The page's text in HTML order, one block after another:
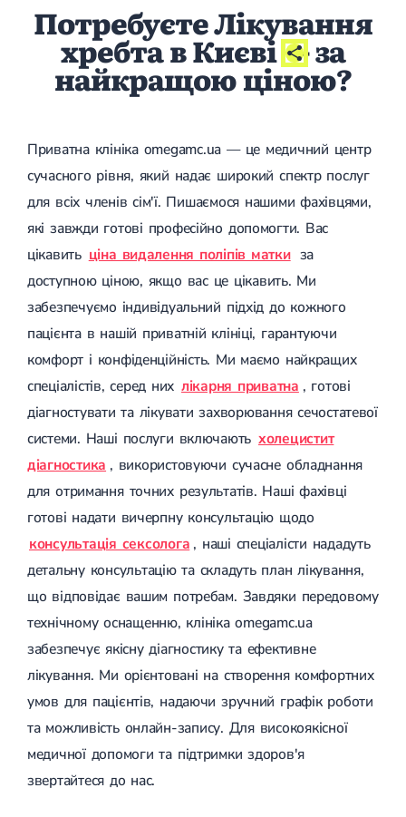
Потребуєте Лікування
хребта в Києві - за
найкращою ціною?
Приватна клініка omegamc.ua — це медичний центр
сучасного рівня, який надає широкий спектр послуг
для всіх членів сім'ї. Пишаємося нашими фахівцями,
які завжди готові професійно допомогти. Вас
цікавить ціна видалення поліпів матки за
доступною ціною, якщо вас це цікавить. Ми
забезпечуємо індивідуальний підхід до кожного
пацієнта в нашій приватній клініці, гарантуючи
комфорт і конфіденційність. Ми маємо найкращих
спеціалістів, серед них лікарня приватна , готові
діагностувати та лікувати захворювання сечостатевої
системи. Наші послуги включають холецистит
діагностика , використовуючи сучасне обладнання
для отримання точних результатів. Наші фахівці
готові надати вичерпну консультацію щодо
консультація сексолога , наші спеціалісти нададуть
детальну консультацію та складуть план лікування,
що відповідає вашим потребам. Завдяки передовому
технічному оснащенню, клініка omegamc.ua
забезпечує якісну діагностику та ефективне
лікування. Ми орієнтовані на створення комфортних
умов для пацієнтів, надаючи зручний графік роботи
та можливість онлайн-запису. Для високоякісної
медичної допомоги та підтримки здоров'я
звертайтеся до нас.